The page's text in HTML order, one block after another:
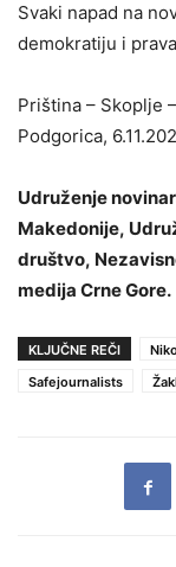
Svaki napad na
demokratiju i
Priština – Skoplje
Podgorica,
Udruženje
Makedonije,
društvo,
medija Crne Gore.
KLJUČNE REČI
Safejournalists